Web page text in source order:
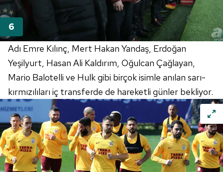
Adı Emre Kılınç, Mert Hakan Yandaş, Erdoğan
Yeşilyurt, Hasan Ali Kaldırım, Oğulcan Çağlayan,
Mario Balotelli ve Hulkgibi birçok isimle anılan sarı-
kırmızılıları iç transferde de hareketli günler bekliyor.